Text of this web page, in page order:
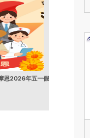
恩2026年五一假